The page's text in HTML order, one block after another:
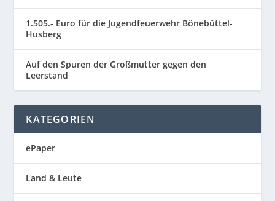
1.505.- Euro für die Jugendfeuerwehr Bönebüttel-
Husberg
Auf den Spuren der Großmutter gegen den
Leerstand
KATEGORIEN
ePaper
Land & Leute